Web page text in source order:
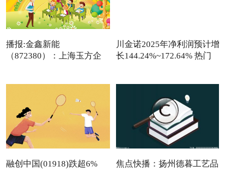
播报:金鑫新能
（872380）：上海玉方企
川金诺2025年净利润预计增
长144.24%~172.64% 热门
融创中国(01918)跌超6%
焦点快播：扬州德暮工艺品